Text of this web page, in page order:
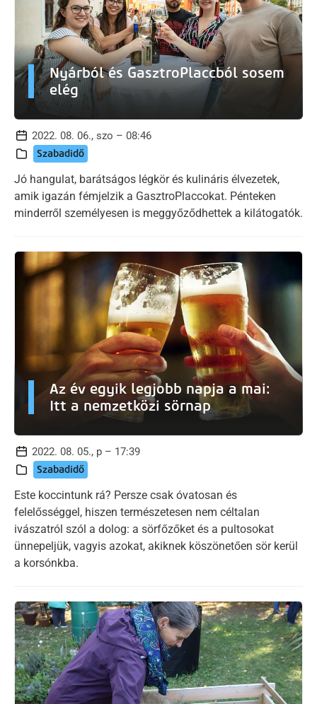
Nyárból és GasztroPlaccból sosem
elég
2022. 08. 06., szo – 08:46
Szabadidő
Jó hangulat, barátságos légkör és kulináris élvezetek,
amik igazán fémjelzik a GasztroPlaccokat. Pénteken
minderről személyesen is meggyőződhettek a kilátogatók.
Az év egyik legjobb napja a mai:
Itt a nemzetközi sörnap
2022. 08. 05., p – 17:39
Szabadidő
Este koccintunk rá? Persze csak óvatosan és
felelősséggel, hiszen természetesen nem céltalan
ivászatról szól a dolog: a sörfőzőket és a pultosokat
ünnepeljük, vagyis azokat, akiknek köszönetően sör kerül
a korsónkba.